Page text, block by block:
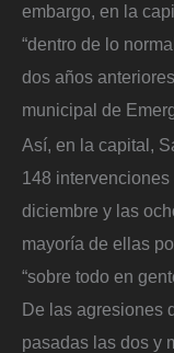
embargo, en la
“dentro de lo
dos años
municipal de
Así, en la capital,
148
diciembre y las
mayoría de ellas
“sobre todo en
De las agresiones
pasadas las dos y